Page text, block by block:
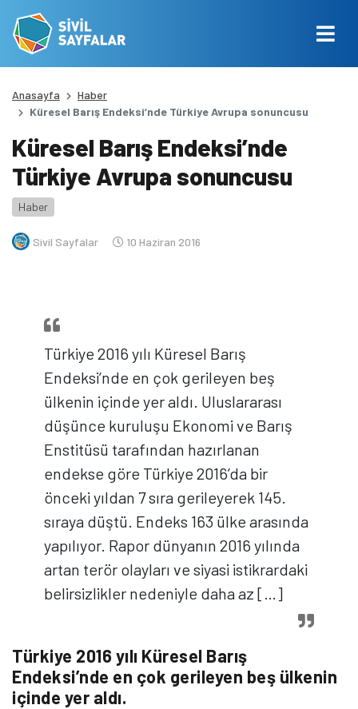
Anasayfa
Haber
Küresel Barış Endeksi’nde Türkiye Avrupa sonuncusu
Küresel Barış Endeksi’nde
Türkiye Avrupa sonuncusu
Haber
Sivil Sayfalar 10 Haziran 2016
Türkiye 2016 yılı Küresel Barış
Endeksi’nde en çok gerileyen beş
ülkenin içinde yer aldı. Uluslararası
düşünce kuruluşu Ekonomi ve Barış
Enstitüsü tarafından hazırlanan
endekse göre Türkiye 2016’da bir
önceki yıldan 7 sıra gerileyerek 145.
sıraya düştü. Endeks 163 ülke arasında
yapılıyor. Rapor dünyanın 2016 yılında
artan terör olayları ve siyasi istikrardaki
belirsizlikler nedeniyle daha az […]
Türkiye 2016 yılı Küresel Barış
Endeksi’nde en çok gerileyen beş ülkenin
içinde yer aldı.